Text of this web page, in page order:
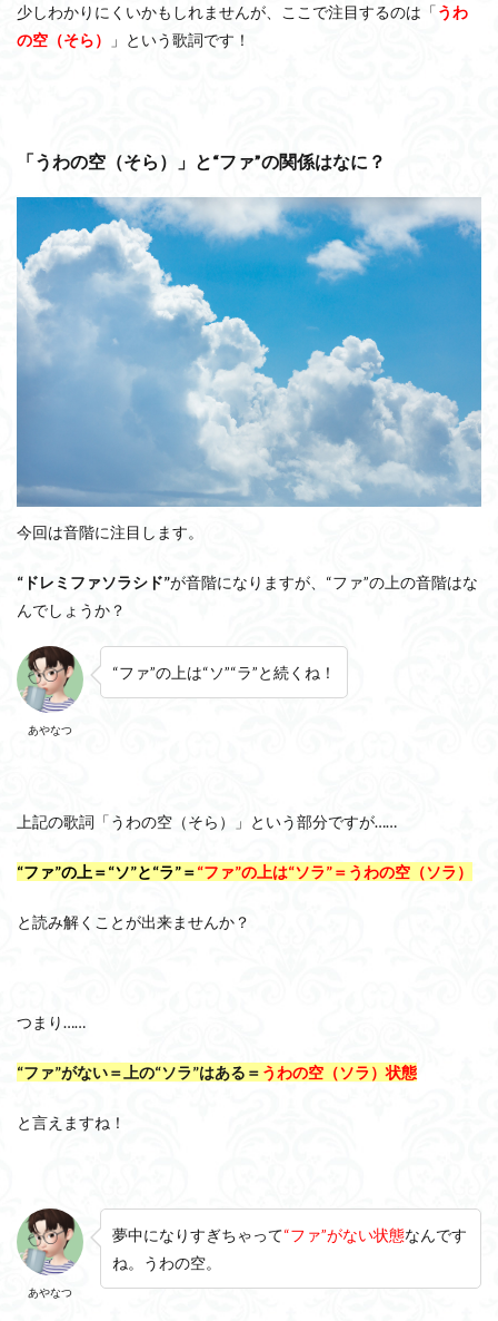
少しわかりにくいかもしれませんが、ここで注目するのは「うわ
の空（そら）
」という歌詞です！
「うわの空（そら）」と“ファ”の関係はなに？
今回は音階に注目します。
“ドレミファソラシド”が音階になりますが、“ファ”の上の音階はな
んでしょうか？
あやなつ
“ファ”の上は“ソ”“ラ”と続くね！
上記の歌詞「うわの空（そら）」という部分ですが……
“ファ”の上＝“ソ”と“ラ”＝“ファ”の上は“ソラ”＝うわの空（ソラ）
と読み解くことが出来ませんか？
つまり……
“ファ”がない＝上の“ソラ”はある＝ うわの空（ソラ）状態
と言えますね！
あやなつ
夢中になりすぎちゃって“ファ”がない状態なんです
ね。うわの空。